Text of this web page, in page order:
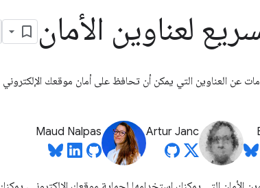
لعناوين الأمان
عن العناوين التي يمكن أن تحافظ على أمان موقعك
Artur Janc
Maud Nalpas